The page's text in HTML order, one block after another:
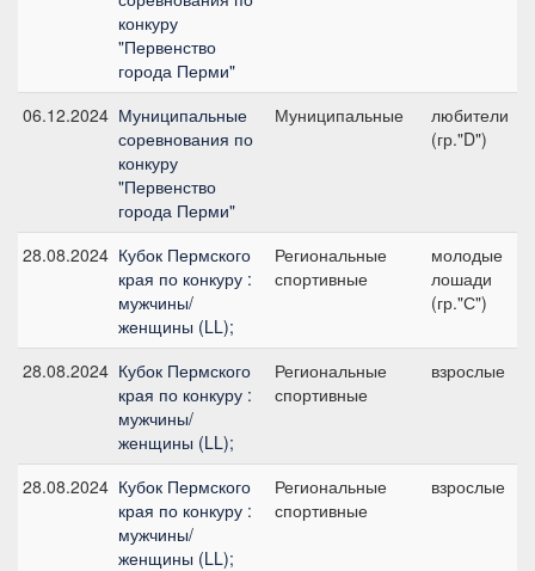
конкуру
"Первенство
города Перми"
06.12.2024 Муниципальные
соревнования по
конкуру
"Первенство
города Перми"
Муниципальные
любители
(гр."D")
28.08.2024 Кубок Пермского
края по конкуру :
мужчины/
женщины (LL);
Региональные
спортивные
молодые
лошади
(гр."С")
28.08.2024 Кубок Пермского
края по конкуру :
мужчины/
женщины (LL);
Региональные
спортивные
взрослые
28.08.2024 Кубок Пермского
края по конкуру :
мужчины/
женщины (LL);
Региональные
спортивные
взрослые